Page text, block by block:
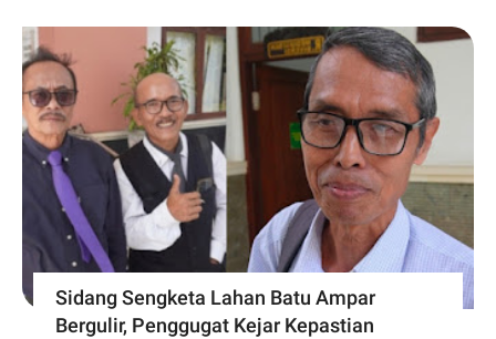
Sidang Sengketa Lahan Batu Ampar
Bergulir, Penggugat Kejar Kepastian